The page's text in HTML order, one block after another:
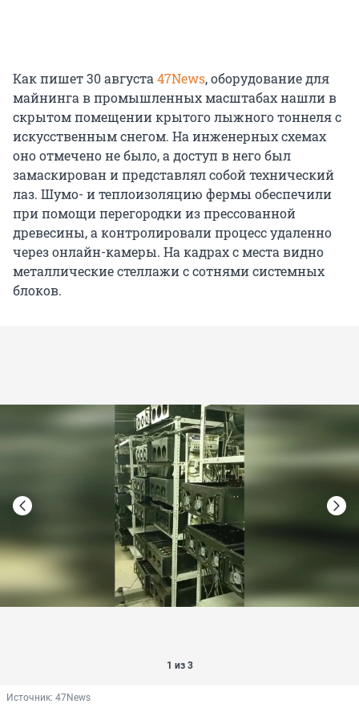
Как пишет 30 августа 47News, оборудование для
майнинга в промышленных масштабах нашли в
скрытом помещении крытого лыжного тоннеля с
искусственным снегом. На инженерных схемах
оно отмечено не было, а доступ в него был
замаскирован и представлял собой технический
лаз. Шумо- и теплоизоляцию фермы обеспечили
при помощи перегородки из прессованной
древесины, а контролировали процесс удаленно
через онлайн-камеры. На кадрах с места видно
металлические стеллажи с сотнями системных
блоков.
1 из 3
Источник: 47News